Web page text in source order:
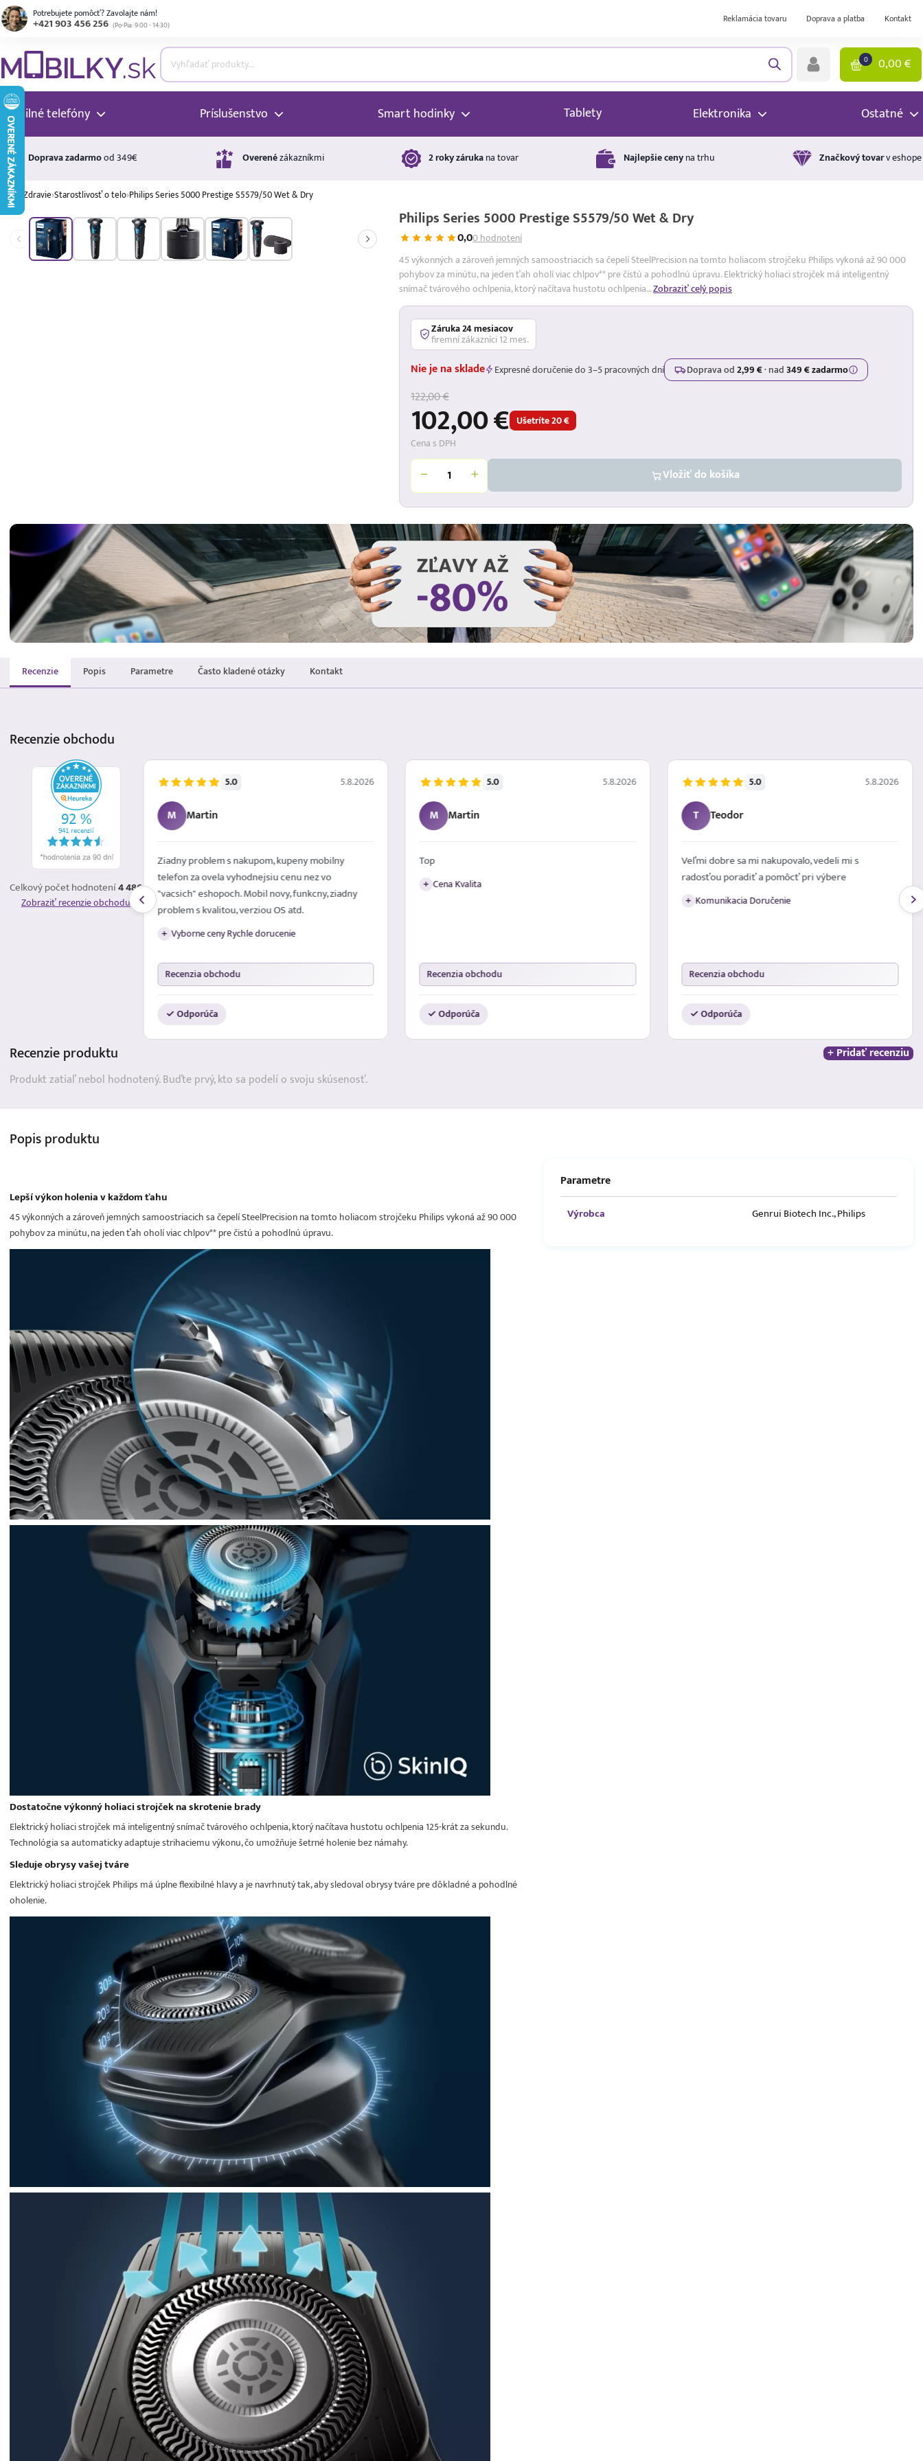
Potrebujete pomôcť? Zavolajte nám!
+421 903 456 256 (Po-Pia: 9:00 - 14:30) Reklamácia tovaru Doprava a platba Kontakt
0 0,00€
Mobilné telefóny Príslušenstvo Smart hodinky Tablety Elektronika Ostatné
Doprava zadarmood 349€ Overenézákazníkmi 2 roky zárukana tovar Najlepšie cenyna trhu Značkový tovarv eshope
Zdravie›Starostlivosť o telo›Philips Series 5000 Prestige S5579/50 Wet & Dry
Úrok
17,99 %
p.a.
Philips Series 5000 Prestige S5579/50 Wet & Dry
0,00 hodnotení
45 výkonných a zároveň jemných samoostriacich sa čepelí SteelPrecision na tomto holiacom strojčeku Philips vykoná až 90 000
pohybov za minútu, na jeden ťah oholí viac chlpov** pre čistú a pohodlnú úpravu. Elektrický holiaci strojček má inteligentný
snímač tvárového ochlpenia, ktorý načítava hustotu ochlpenia…Zobraziť celý popis
Záruka 24 mesiacov
firemní zákazníci 12 mes.
Nie je na sklade Expresné doručenie do 3–5 pracovných dní Doprava od2,99 €·nad349 € zadarmo
122,00 €
102,00 € Ušetríte 20 €
Cena s DPH
Vložiť do košíka
Recenzie Popis Parametre Často kladené otázky Kontakt
Recenzieobchodu
Celkový počet hodnotení4 486
Zobraziť recenzie obchodu
5.8.2026
Spokojna
5.0 5.8.2026
M Martin
Ziadny problem s nakupom, kupeny mobilny
telefon za ovela vyhodnejsiu cenu nez vo
"vacsich" eshopoch. Mobil novy, funkcny, ziadny
problem s kvalitou, verziou OS atd.
+ Vyborne ceny Rychle dorucenie
Recenzia obchodu
✓ Odporúča
5.0 5.8.2026
M Martin
Top
+ Cena Kvalita
Recenzia obchodu
✓ Odporúča
5.0 5.8.2026
T Teodor
Veľmi dobre sa mi nakupovalo, vedeli mi s
radosťou poradiť a pomôcť pri výbere
+ Komunikacia Doručenie
Recenzia obchodu
✓ Odporúča
Recenzieproduktu
+ Pridať recenziu
Produkt zatiaľ nebol hodnotený. Buďte prvý, kto sa podelí o svoju skúsenosť.
Popisproduktu
Lepší výkon holenia v každom ťahu
45 výkonných a zároveň jemných samoostriacich sa čepelí SteelPrecision na tomto holiacom strojčeku Philips vykoná až 90 000
pohybov za minútu, na jeden ťah oholí viac chlpov** pre čistú a pohodlnú úpravu.
Dostatočne výkonný holiaci strojček na skrotenie brady
Elektrický holiaci strojček má inteligentný snímač tvárového ochlpenia, ktorý načítava hustotu ochlpenia 125-krát za sekundu.
Technológia sa automaticky adaptuje strihaciemu výkonu, čo umožňuje šetrné holenie bez námahy.
Sleduje obrysy vašej tváre
Elektrický holiaci strojček Philips má úplne flexibilné hlavy a je navrhnutý tak, aby sledoval obrysy tváre pre dôkladné a pohodlné
oholenie.
Parametre
Výrobca Genrui Biotech Inc., Philips